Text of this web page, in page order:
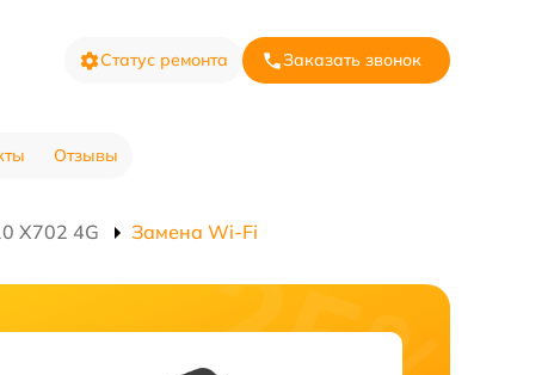
Статус ремонта Заказать звонок
Отзывы
X702 4G Замена Wi-Fi